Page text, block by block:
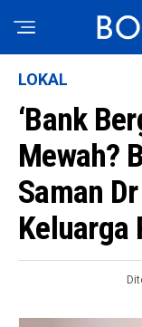
LOKAL
‘Bank
Mewah?
Saman
Keluarga